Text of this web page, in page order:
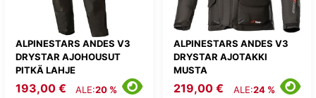
ALPINESTARS ANDES V3
DRYSTAR AJOHOUSUT
PITKÄ LAHJE
193,00 € ALE:20 %
ALPINESTARS ANDES V3
DRYSTAR AJOTAKKI
MUSTA
219,00 € ALE:24 %